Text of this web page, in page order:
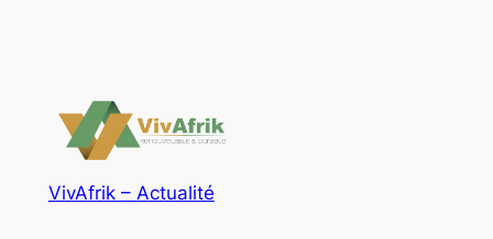
VivAfrik – Actualité